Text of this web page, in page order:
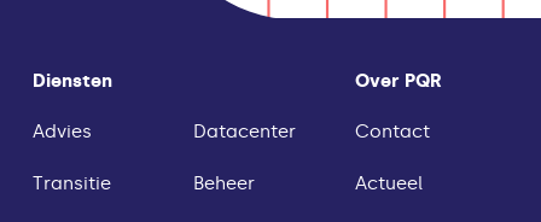
Diensten
Advies
Transitie
Datacenter
Beheer
Over PQR
Contact
Actueel